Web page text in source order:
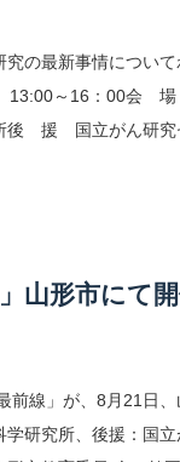
の最新事情につい
～16：00会 場
後 援 国立がん研究
山形市にて
線」が、8月21日、
研究所、後援：国